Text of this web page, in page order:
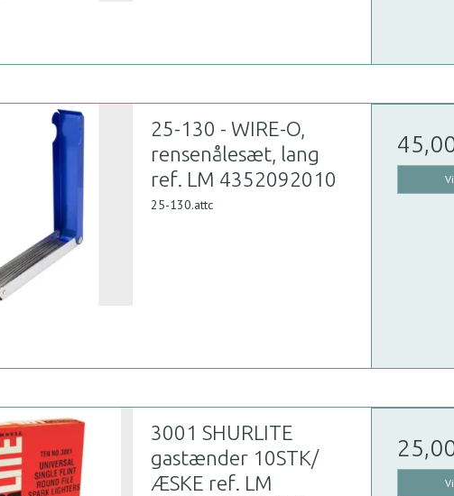
25-130 - WIRE-O,
rensenålesæt, lang
ref. LM 4352092010
25-130.attc
3001 SHURLITE
gastænder 10STK/
ÆSKE ref. LM